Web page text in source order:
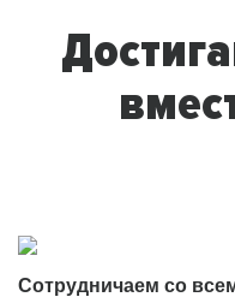
Сотрудничаем со